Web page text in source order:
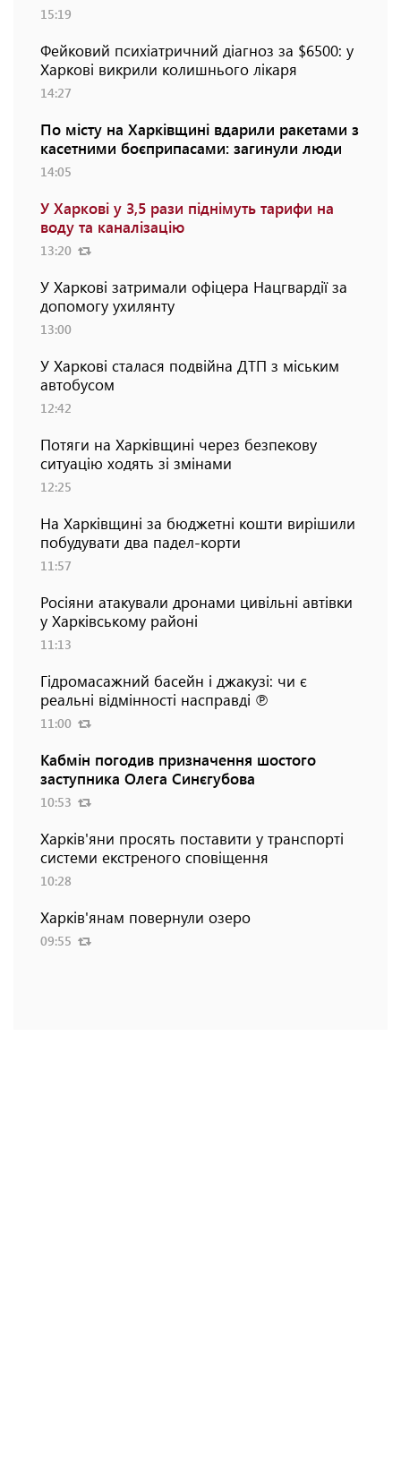
15:19
Фейковий психіатричний діагноз за $6500: у
Харкові викрили колишнього лікаря
14:27
По місту на Харківщині вдарили ракетами з
касетними боєприпасами: загинули люди
14:05
У Харкові у 3,5 рази піднімуть тарифи на
воду та каналізацію
13:20
У Харкові затримали офіцера Нацгвардії за
допомогу ухилянту
13:00
У Харкові сталася подвійна ДТП з міським
автобусом
12:42
Потяги на Харківщині через безпекову
ситуацію ходять зі змінами
12:25
На Харківщині за бюджетні кошти вирішили
побудувати два падел-корти
11:57
Росіяни атакували дронами цивільні автівки
у Харківському районі
11:13
Гідромасажний басейн і джакузі: чи є
реальні відмінності насправді ℗
11:00
Кабмін погодив призначення шостого
заступника Олега Синєгубова
10:53
Харків'яни просять поставити у транспорті
системи екстреного сповіщення
10:28
Харків'янам повернули озеро
09:55